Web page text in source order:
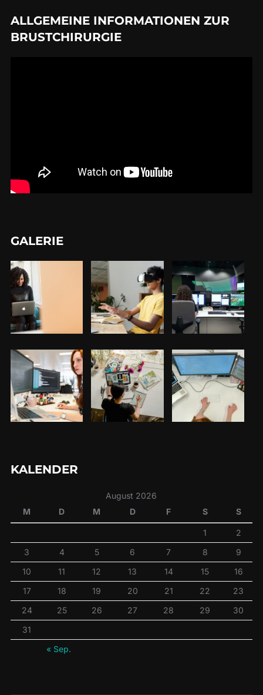
ALLGEMEINE INFORMATIONEN ZUR
BRUSTCHIRURGIE
GALERIE
KALENDER
August 2026
M
D M D F S S
1
2
3
4 5 6 7 8
9
10
11 12 13 14 15
16
17
18 19 20 21 22
23
24
25 26 27 28 29
30
31
« Sep.